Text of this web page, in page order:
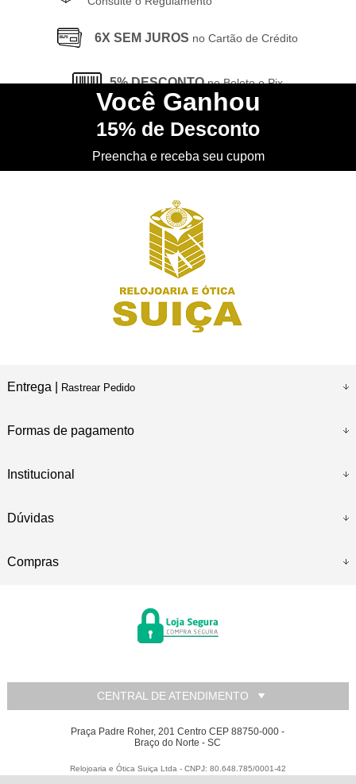
6X SEM JUROS no Cartão de Crédito
5% DESCONTO no Boleto e Pix
CONHEÇA nossa Loja Física
Você Ganhou
15% de Desconto
Preencha e receba seu cupom
Entrega | Rastrear Pedido
Formas de pagamento
Institucional
Dúvidas
Compras
CENTRAL DE ATENDIMENTO
Praça Padre Roher, 201 Centro CEP 88750-000 -
Braço do Norte - SC
Relojoaria e Ótica Suiça Ltda - CNPJ: 80.648.785/0001-42